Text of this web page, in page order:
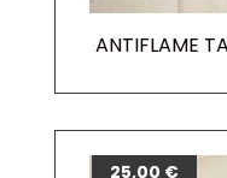
ANTIFLAME
25,00 €